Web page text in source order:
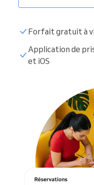
Forfait gratuit à
Application de
et iOS